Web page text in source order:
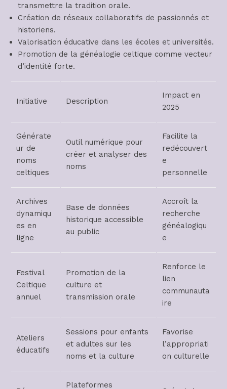
transmettre la tradition orale.
Création de réseaux collaboratifs de passionnés et
historiens.
Valorisation éducative dans les écoles et universités.
Promotion de la généalogie celtique comme vecteur
d’identité forte.
Initiative Description
Impact en
2025
Générate
ur de
noms
celtiques
Outil numérique pour
créer et analyser des
noms
Facilite la
redécouvert
e
personnelle
Archives
dynamiqu
es en
ligne
Base de données
historique accessible
au public
Accroît la
recherche
généalogiqu
e
Festival
Celtique
annuel
Promotion de la
culture et
transmission orale
Renforce le
lien
communauta
ire
Ateliers
éducatifs
Sessions pour enfants
et adultes sur les
noms et la culture
Favorise
l’appropriati
on culturelle
Plateformes